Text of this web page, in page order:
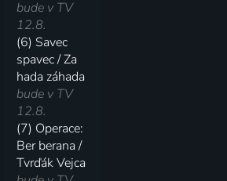
bude v TV
12.8.
(6) Savec
spavec / Za
hada záhada
bude v TV
12.8.
(7) Operace:
Ber berana /
Tvrďák Vejca